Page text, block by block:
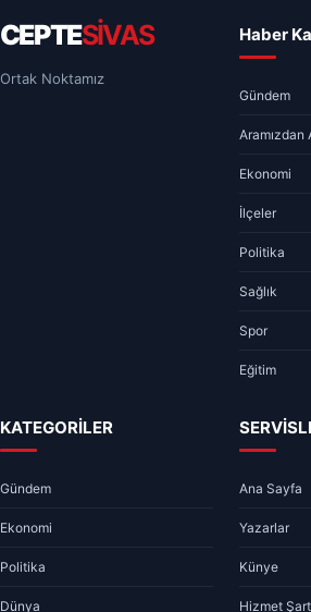
CEPTESİVAS
Ortak Noktamız
Haber
Gündem
Aramızdan
Ekonomi
İlçeler
Politika
Sağlık
Spor
Eğitim
KATEGORİLER
Gündem
Ekonomi
Politika
Dünya
Ana Sayfa
Yazarlar
Künye
Hizmet